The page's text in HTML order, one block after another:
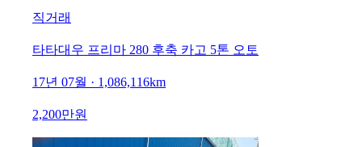
직거래
타타대우 프리마 280 후축 카고 5톤 오토
17년 07월 · 1,086,116km
2,200만원